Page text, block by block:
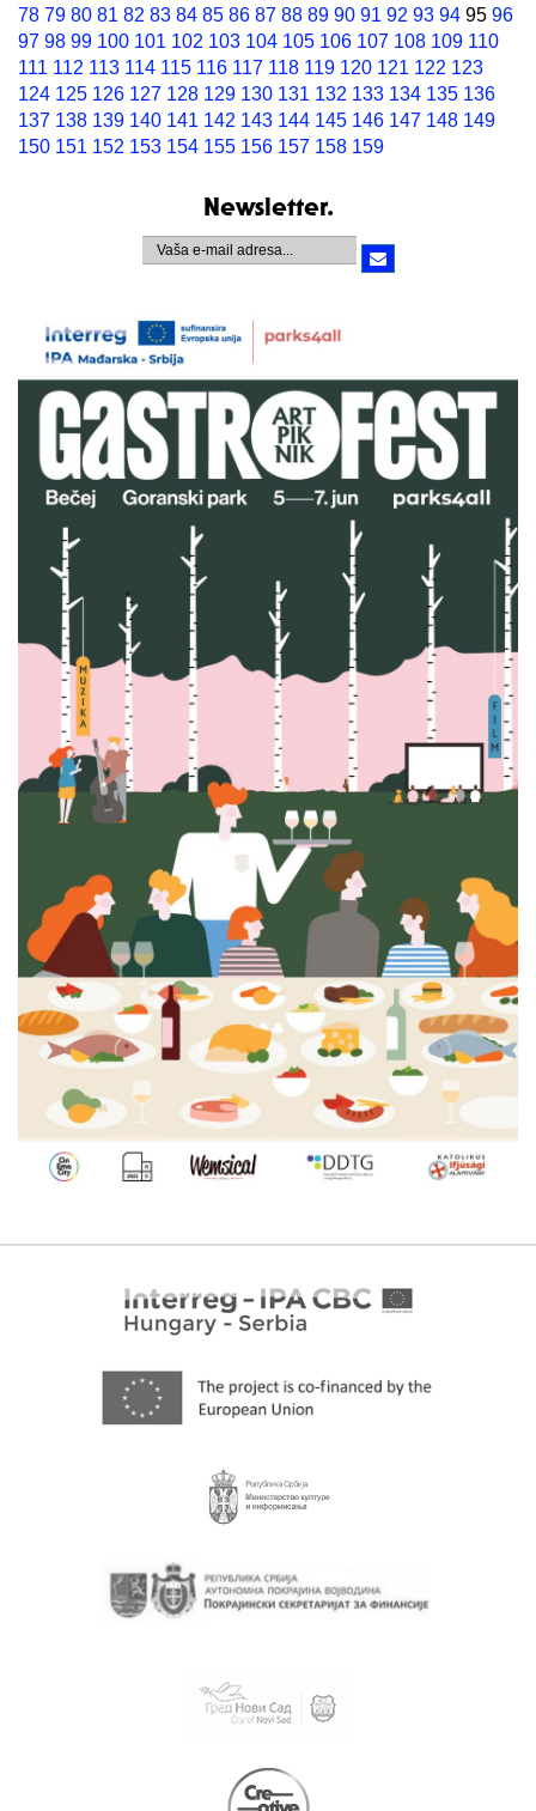
78 79 80 81 82 83 84 85 86 87 88 89 90 91 92 93 94 95 96
97 98 99 100 101 102 103 104 105 106 107 108 109 110
111 112 113 114 115 116 117 118 119 120 121 122 123
124 125 126 127 128 129 130 131 132 133 134 135 136
137 138 139 140 141 142 143 144 145 146 147 148 149
150 151 152 153 154 155 156 157 158 159
Newsletter.